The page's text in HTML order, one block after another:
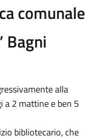
comunale
Bagni
alla
a 2 mattine e ben 5
bibliotecario, che